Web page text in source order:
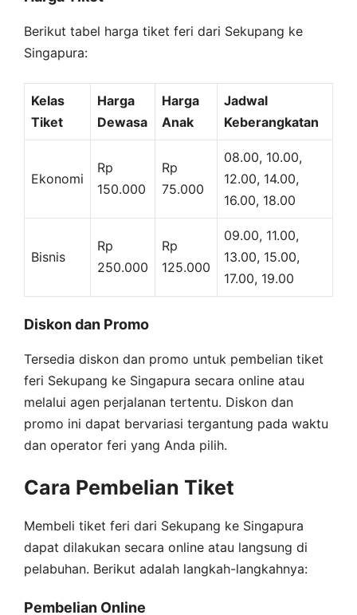
Berikut tabel harga tiket feri dari Sekupang ke
Singapura:
Kelas
Tiket
Harga
Dewasa
Harga
Anak
Jadwal
Keberangkatan
Ekonomi
Rp
150.000
Rp
75.000
08.00, 10.00,
12.00, 14.00,
16.00, 18.00
Bisnis
Rp
250.000
Rp
125.000
09.00, 11.00,
13.00, 15.00,
17.00, 19.00
Diskon dan Promo
Tersedia diskon dan promo untuk pembelian tiket
feri Sekupang ke Singapura secara online atau
melalui agen perjalanan tertentu. Diskon dan
promo ini dapat bervariasi tergantung pada waktu
dan operator feri yang Anda pilih.
Cara Pembelian Tiket
Membeli tiket feri dari Sekupang ke Singapura
dapat dilakukan secara online atau langsung di
pelabuhan. Berikut adalah langkah-langkahnya:
Pembelian Online